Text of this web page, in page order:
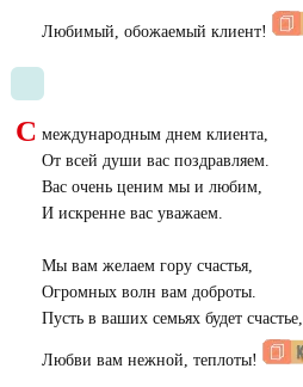
Любимый, обожаемый клиент!
С международным днем клиента,
От всей души вас поздравляем.
Вас очень ценим мы и любим,
И искренне вас уважаем.
Мы вам желаем гору счастья,
Огромных волн вам доброты.
Пусть в ваших семьях будет счастье,
Любви вам нежной, теплоты!